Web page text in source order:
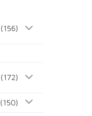
(156)
(172)
(150)